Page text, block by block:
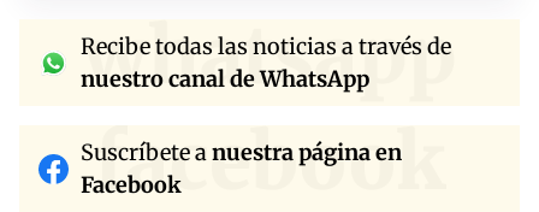
whatsapp
Recibe todas las noticias a través de
nuestro canal de WhatsApp
facebook
Suscríbete anuestra página en
Facebook